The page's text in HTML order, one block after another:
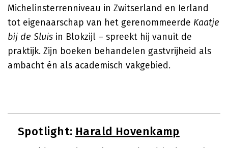
Michelinsterrenniveau in Zwitserland en Ierland
tot eigenaarschap van het gerenommeerde Kaatje
bij de Sluis in Blokzijl – spreekt hij vanuit de
praktijk. Zijn boeken behandelen gastvrijheid als
ambacht én als academisch vakgebied.
Spotlight: Harald Hovenkamp